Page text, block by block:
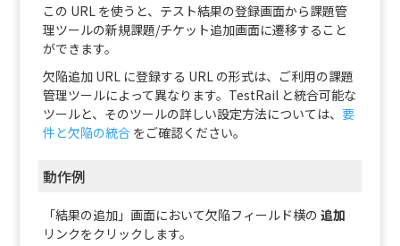
この URL を使うと、テスト結果の登録画面から課題管
理ツールの新規課題/チケット追加画面に遷移すること
ができます。
欠陥追加 URL に登録する URL の形式は、ご利用の課題
管理ツールによって異なります。TestRail と統合可能な
ツールと、そのツールの詳しい設定方法については、 要
件と欠陥の統合をご確認ください。
動作例
「結果の追加」画面において欠陥フィールド横の 追加
リンクをクリックします。